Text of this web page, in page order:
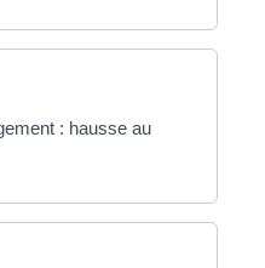
: hausse au